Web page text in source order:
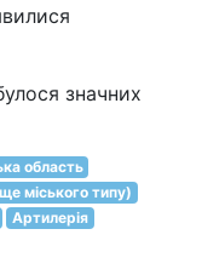
значних
область
міського типу)
Артилерія